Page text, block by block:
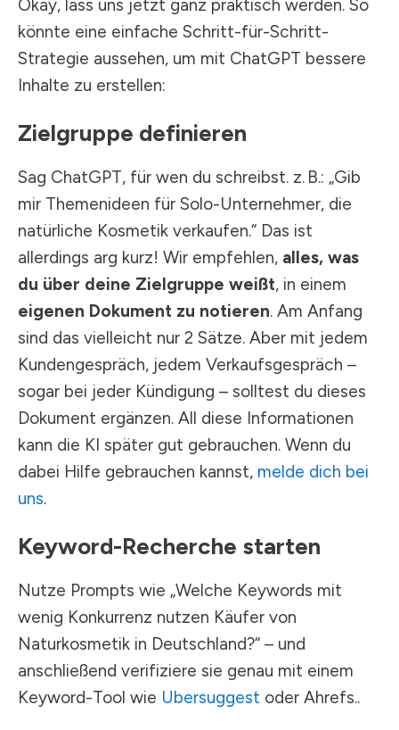
Okay, lass uns jetzt ganz praktisch werden. So
könnte eine einfache Schritt-für-Schritt-
Strategie aussehen, um mit ChatGPT bessere
Inhalte zu erstellen:
Zielgruppe definieren
Sag ChatGPT, für wen du schreibst. z. B.: „Gib
mir Themenideen für Solo-Unternehmer, die
natürliche Kosmetik verkaufen.“ Das ist
allerdings arg kurz! Wir empfehlen, alles, was
du über deine Zielgruppe weißt, in einem
eigenen Dokument zu notieren. Am Anfang
sind das vielleicht nur 2 Sätze. Aber mit jedem
Kundengespräch, jedem Verkaufsgespräch –
sogar bei jeder Kündigung – solltest du dieses
Dokument ergänzen. All diese Informationen
kann die KI später gut gebrauchen. Wenn du
dabei Hilfe gebrauchen kannst, melde dich bei
uns.
Keyword-Recherche starten
Nutze Prompts wie „Welche Keywords mit
wenig Konkurrenz nutzen Käufer von
Naturkosmetik in Deutschland?“ – und
anschließend verifiziere sie genau mit einem
Keyword-Tool wie Ubersuggest oder Ahrefs..